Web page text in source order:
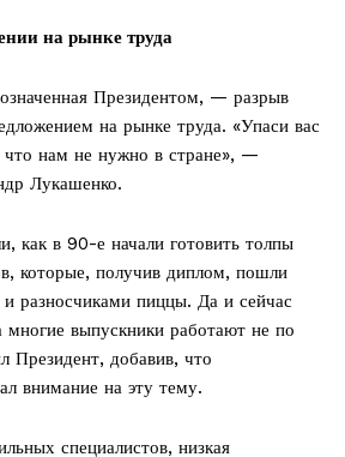
на рынке труда
Президентом, — разрыв
на рынке труда. «Упаси вас
что нам не нужно в стране», —
Лукашенко.
как в 90-е начали готовить толпы
которые, получив диплом, пошли
и разносчиками пиццы. Да и сейчас
многие выпускники работают не по
добавив, что
внимание на эту тему.
специалистов, низкая